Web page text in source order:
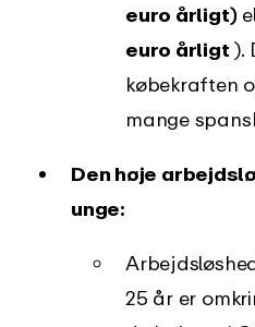
euro årligt)
euro årligt ).
købekraften
mange
Den høje
unge:
25 år er